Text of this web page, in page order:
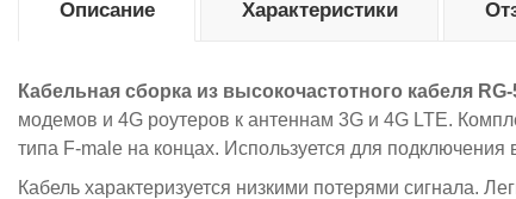
Описание
Кабельная сборка из высокочастотного кабеля
модемов и 4G роутеров к антеннам 3G и 4G LTE.
типа F-male на концах. Используется для
Кабель характеризуется низкими потерями сигнала.
Характеристики